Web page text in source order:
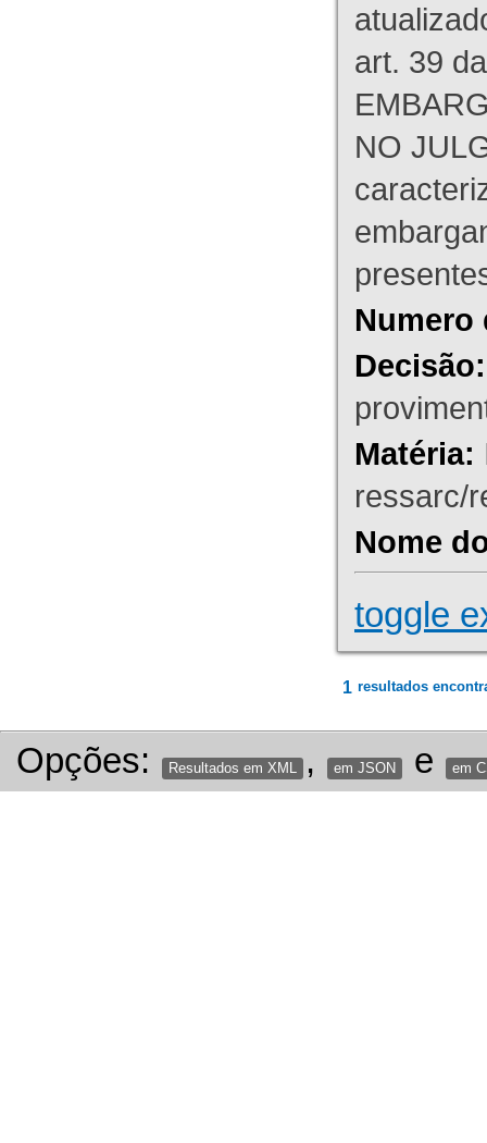
art. 39
NO
Numero
Decisão:
Matéria:
ressarc/
Nome
toggle
1 resultados
Opções: Resultados em XML , em JSON e em